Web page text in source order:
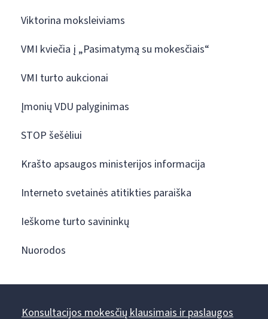
Viktorina moksleiviams
VMI kviečia į „Pasimatymą su mokesčiais“
VMI turto aukcionai
Įmonių VDU palyginimas
STOP šešėliui
Krašto apsaugos ministerijos informacija
Interneto svetainės atitikties paraiška
Ieškome turto savininkų
Nuorodos
Konsultacijos mokesčių klausimais ir paslaugos